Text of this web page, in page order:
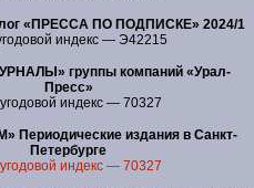
«ПРЕССА ПО ПОДПИСКЕ» 2024/1
индекс — Э42215
группы компаний «Урал-
Пресс»
индекс — 70327
Периодические издания в Санкт-
Петербурге
индекс — 70327